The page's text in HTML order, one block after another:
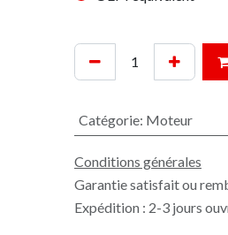
Catégorie: Moteur
Conditions générales
Garantie satisfait ou
Expédition : 2-3 jours